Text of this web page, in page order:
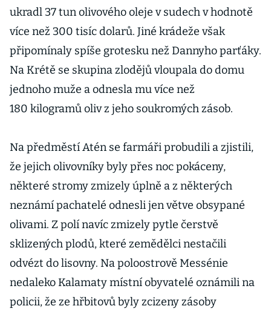
ukradl 37 tun olivového oleje v sudech v hodnotě
více než 300 tisíc dolarů. Jiné krádeže však
připomínaly spíše grotesku než Dannyho parťáky.
Na Krétě se skupina zlodějů vloupala do domu
jednoho muže a odnesla mu více než
180 kilogramů oliv z jeho soukromých zásob.
Na předměstí Atén se farmáři probudili a zjistili,
že jejich olivovníky byly přes noc pokáceny,
některé stromy zmizely úplně a z některých
neznámí pachatelé odnesli jen větve obsypané
olivami. Z polí navíc zmizely pytle čerstvě
sklizených plodů, které zemědělci nestačili
odvézt do lisovny. Na poloostrově Messénie
nedaleko Kalamaty místní obyvatelé oznámili na
policii, že ze hřbitovů byly zcizeny zásoby